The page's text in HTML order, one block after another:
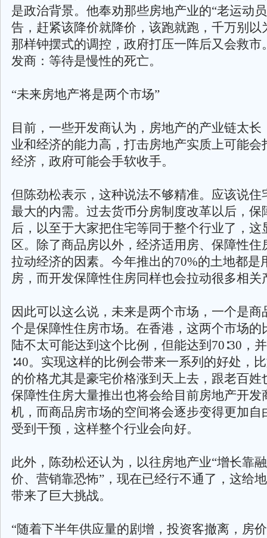
是政治背景。他奉劝那些房地产业的“老运动
告，赶紧该降价就降价，该跑就跑，千万别以
那样钟摆式的调控，政府打压一阵后又会救市
发商：等待是慢性的死亡。
“未来房地产将是两个市场”
目前，一些开发商认为，房地产的产业链太长
业和经济的能力高，打击房地产实质上可能会
经济，政府可能会手软收手。
但陈劲松表示，这种说法不够精准。应该说住
最大的内需。过去货币分房制度改革以后，保
后，以至于大家把住宅等同于整个行业了，这
区。除了商品房以外，经济适用房、保障性住
拉动经济的因素。今年推出的70%的土地都是
房，而开发保障性住房同样也会拉动很多相关
因此可以这么说，未来是两个市场，一个是商
个是保障性住房市场。在香港，这两个市场的
陆不太可能达到这个比例，但能达到70∶30，
∶40。实现这样的比例会带来一系列的好处，
的价格尤其是豪宅价格涨到天上去，跟老百姓
保障性住房大量推出也将会给目前房地产开发
机，而商品房市场的空间将会逐步变得更加自
受到干预，这样整个行业会向好。
此外，陈劲松还认为，以往房地产业“增长靠
价、营销靠恐怖”，现在已经行不通了，这给
带来了巨大挑战。
“随着下半年供应量的剧增，投资客撤离，房